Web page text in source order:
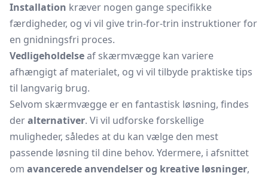
Installation kræver nogen gange specifikke
færdigheder, og vi vil give trin-for-trin instruktioner for
en gnidningsfri proces.
Vedligeholdelseaf skærmvægge kan variere
afhængigt af materialet, og vi vil tilbyde praktiske tips
til langvarig brug.
Selvom skærmvægge er en fantastisk løsning, findes
deralternativer. Vi vil udforske forskellige
muligheder, således at du kan vælge den mest
passende løsning til dine behov. Ydermere, i afsnittet
om avancerede anvendelser og kreative løsninger,